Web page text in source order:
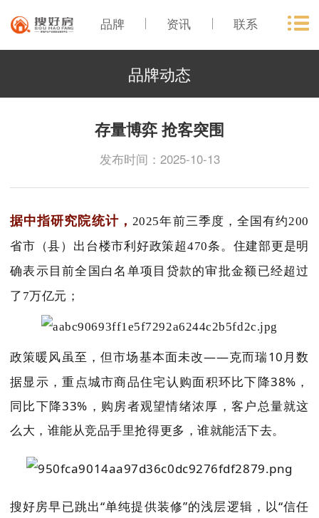
品牌 资讯 联系
品牌动态
存量博弈 抢客突围
发布时间：2025-10-13
据中指研究院统计， 2025年前三季度，全国有约200
省市（县）出台楼市利好政策超470条。住建部更是明
确表示目前全国白名单项目贷款的审批金额已经超过
了7万亿元；
政策暖风虽至，但市场基本面未改——克而瑞10月数
据显示，重点城市商品住宅认购面积环比下降38%，
同比下降33%，购房者观望情绪浓厚，客户总量就这
么大，谁能从竞品手里抢得更多，谁就能活下去。
搜好房早已跳出“单纯提供装修”的浅层逻辑，以“信任